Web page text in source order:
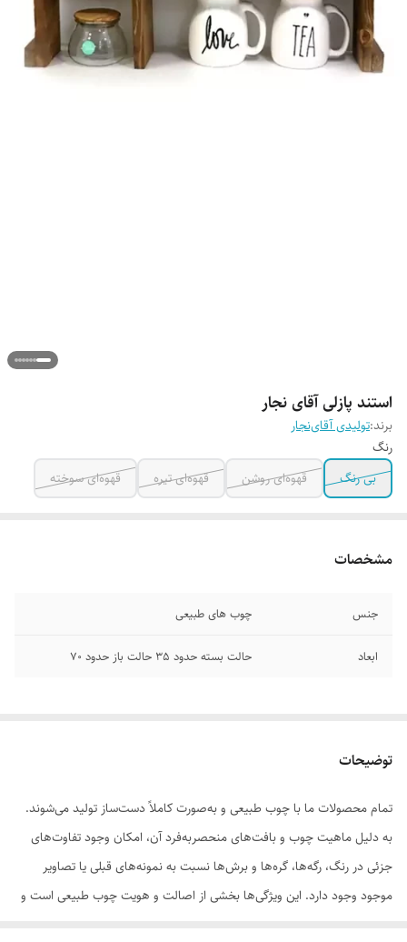
استند پازلی آقای نجار
برند:تولیدی آقای‌نجار
رنگ
بی رنگ
قهوه‌ای روشن قهوه‌ای تیره قهوه‌ای سوخته
مشخصات
جنس چوب های طبیعی
ابعاد حالت بسته حدود 35 حالت باز حدود 70
توضیحات
تمام محصولات ما با چوب طبیعی و به‌صورت کاملاً دست‌ساز تولید می‌شوند.
به دلیل ماهیت چوب و بافت‌های منحصر‌به‌فرد آن، امکان وجود تفاوت‌های
جزئی در رنگ، رگه‌ها، گره‌ها و برش‌ها نسبت به نمونه‌های قبلی یا تصاویر
موجود وجود دارد. این ویژگی‌ها بخشی از اصالت و هویت چوب طبیعی است و